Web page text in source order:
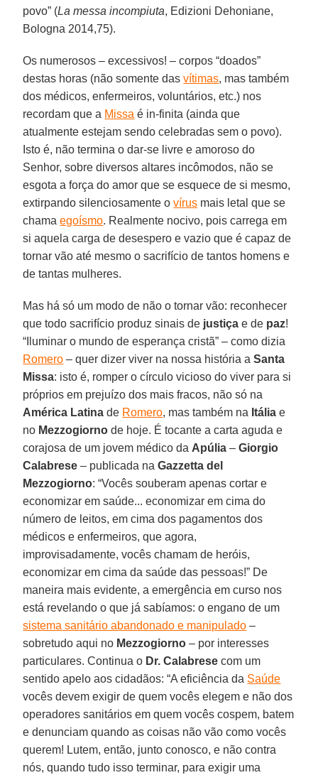
povo” (La messa incompiuta, Edizioni Dehoniane,
Bologna 2014,75).
Os numerosos – excessivos! – corpos “doados”
destas horas (não somente dasvítimas, mas também
dos médicos, enfermeiros, voluntários, etc.) nos
recordam que a Missa é in-finita (ainda que
atualmente estejam sendo celebradas sem o povo).
Isto é, não termina o dar-se livre e amoroso do
Senhor, sobre diversos altares incômodos, não se
esgota a força do amor que se esquece de si mesmo,
extirpando silenciosamente ovírus mais letal que se
chamaegoísmo. Realmente nocivo, pois carrega em
si aquela carga de desespero e vazio que é capaz de
tornar vão até mesmo o sacrifício de tantos homens e
de tantas mulheres.
Mas há só um modo de não o tornar vão: reconhecer
que todo sacrifício produz sinais de justiça e de paz!
“Iluminar o mundo de esperança cristã” – como dizia
Romero – quer dizer viver na nossa história aSanta
Missa: isto é, romper o círculo vicioso do viver para si
próprios em prejuízo dos mais fracos, não só na
América Latina de Romero, mas também na Itália e
no Mezzogiorno de hoje. É tocante a carta aguda e
corajosa de um jovem médico da Apúlia –Giorgio
Calabrese – publicada naGazzetta del
Mezzogiorno: “Vocês souberam apenas cortar e
economizar em saúde... economizar em cima do
número de leitos, em cima dos pagamentos dos
médicos e enfermeiros, que agora,
improvisadamente, vocês chamam de heróis,
economizar em cima da saúde das pessoas!” De
maneira mais evidente, a emergência em curso nos
está revelando o que já sabíamos: o engano de um
sistema sanitário abandonado e manipulado –
sobretudo aqui no Mezzogiorno – por interesses
particulares. Continua o Dr. Calabrese com um
sentido apelo aos cidadãos: “A eficiência da Saúde
vocês devem exigir de quem vocês elegem e não dos
operadores sanitários em quem vocês cospem, batem
e denunciam quando as coisas não vão como vocês
querem! Lutem, então, junto conosco, e não contra
nós, quando tudo isso terminar, para exigir uma